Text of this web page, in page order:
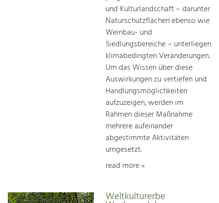
und Kulturlandschaft – darunter
Naturschutzflächen ebenso wie
Weinbau- und
Siedlungsbereiche – unterliegen
klimabedingten Veränderungen.
Um das Wissen über diese
Auswirkungen zu vertiefen und
Handlungsmöglichkeiten
aufzuzeigen, werden im
Rahmen dieser Maßnahme
mehrere aufeinander
abgestimmte Aktivitäten
umgesetzt.
read more »
Weltkulturerbe